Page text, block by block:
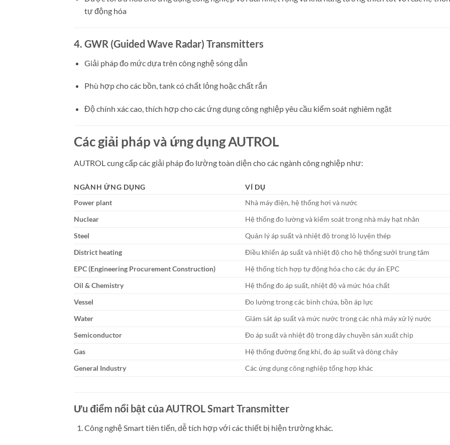
tự động hóa
4. GWR (Guided Wave Radar) Transmitters
Giải pháp đo mức dựa trên công nghệ sóng dẫn
Phù hợp cho các bồn, tank có chất lỏng hoặc chất rắn
Độ chính xác cao, thích hợp cho các ứng dụng công nghiệp yêu cầu kiểm soát nghiêm ngặt
Các giải pháp và ứng dụng AUTROL
AUTROL cung cấp các giải pháp đo lường toàn diện cho các ngành công nghiệp như:
NGÀNH ỨNG DỤNG
VÍ DỤ
Power plant
Nhà máy điện, hệ thống hơi và nước
Nuclear
Hệ thống đo lường và kiểm soát trong nhà máy hạt nhân
Steel
Quản lý áp suất và nhiệt độ trong lò luyện thép
District heating
Điều khiển áp suất và nhiệt độ cho hệ thống sưởi trung tâm
EPC (Engineering Procurement Construction)
Hệ thống tích hợp tự động hóa cho các dự án EPC
Oil & Chemistry
Hệ thống đo áp suất, nhiệt độ và mức hóa chất
Vessel
Đo lường trong các bình chứa, bồn áp lực
Water
Giám sát áp suất và mức nước trong các nhà máy xử lý nước
Semiconductor
Đo áp suất và nhiệt độ trong dây chuyền sản xuất chip
Gas
Hệ thống đường ống khí, đo áp suất và dòng chảy
General Industry
Các ứng dụng công nghiệp tổng hợp khác
Ưu điểm nổi bật của AUTROL Smart Transmitter
Công nghệ Smart tiên tiến, dễ tích hợp với các thiết bị hiện trường khác.